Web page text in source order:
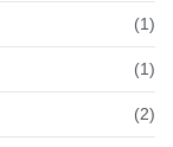
(1)
(1)
(2)